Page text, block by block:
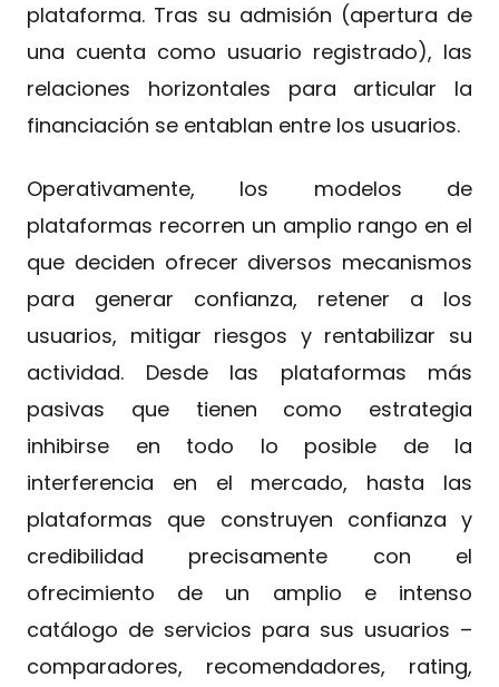
plataforma. Tras su admisión (apertura de
una cuenta como usuario registrado), las
relaciones horizontales para articular la
financiación se entablan entre los usuarios.
Operativamente, los modelos de
plataformas recorren un amplio rango en el
que deciden ofrecer diversos mecanismos
para generar confianza, retener a los
usuarios, mitigar riesgos y rentabilizar su
actividad. Desde las plataformas más
pasivas que tienen como estrategia
inhibirse en todo lo posible de la
interferencia en el mercado, hasta las
plataformas que construyen confianza y
credibilidad precisamente con el
ofrecimiento de un amplio e intenso
catálogo de servicios para sus usuarios –
comparadores, recomendadores, rating,